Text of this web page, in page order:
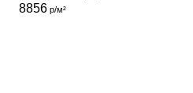
8856р/м²